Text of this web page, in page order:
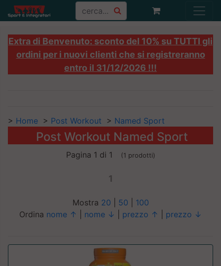
Extra di Benvenuto: sconto del 10% su TUTTI gli
ordini per i nuovi clienti che si registreranno
entro il 31/12/2026 !!!
> Home > Post Workout > Named Sport
Post Workout Named Sport
Pagina 1 di 1 (1 prodotti)
1
Mostra 20 50
100
Ordina nome ↑ nome ↓ prezzo ↑ prezzo ↓